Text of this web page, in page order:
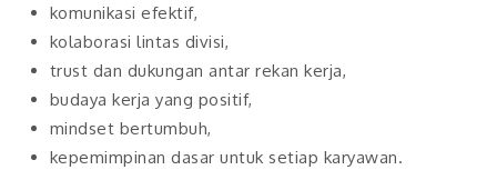
komunikasi efektif,
kolaborasi lintas divisi,
trust dan dukungan antar rekan kerja,
budaya kerja yang positif,
mindset bertumbuh,
kepemimpinan dasar untuk setiap karyawan.